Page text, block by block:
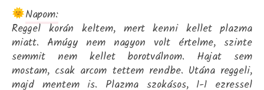
Napom:
Reggel korán keltem, mert kenni kellet plazma
miatt. Amúgy nem nagyon volt értelme, szinte
semmit nem kellet borotválnom. Hajat sem
mostam, csak arcom tettem rendbe. Utána reggeli,
majd mentem is. Plazma szokásos, 1-1 ezressel